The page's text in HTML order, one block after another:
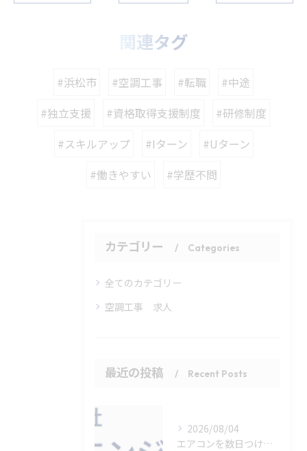
関連タグ
#浜松市 #空調工事 #転職
#中途
#独立支援
#資格取得支援制度
#研修制度
#スキルアップ
#Iターン
#Uターン
#働きやすい
#学歴不問
カテゴリー Categories
全てのカテゴリー
空調工事 求人
最近の投稿 Recent Posts
2026/08/04
エアコンを数日つけっぱなしにする効率的な使い方